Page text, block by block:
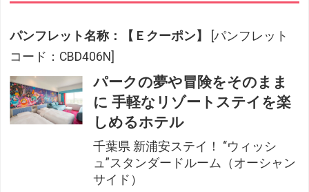
パンフレット名称：【Ｅクーポン】
[パンフレット
コード：CBD406N]
パークの夢や冒険をそのまま
に 手軽なリゾートステイを楽
しめるホテル
千葉県 新浦安ステイ！ “ウィッシ
ュ”スタンダードルーム（オーシャン
サイド）